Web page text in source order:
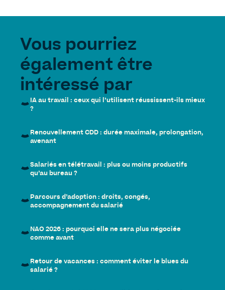
Vous pourriez
également être
intéressé par
IA au travail : ceux qui l’utilisent réussissent-ils mieux
?
Renouvellement CDD : durée maximale, prolongation,
avenant
Salariés en télétravail : plus ou moins productifs
qu’au bureau ?
Parcours d’adoption : droits, congés,
accompagnement du salarié
NAO 2026 : pourquoi elle ne sera plus négociée
comme avant
Retour de vacances : comment éviter le blues du
salarié ?